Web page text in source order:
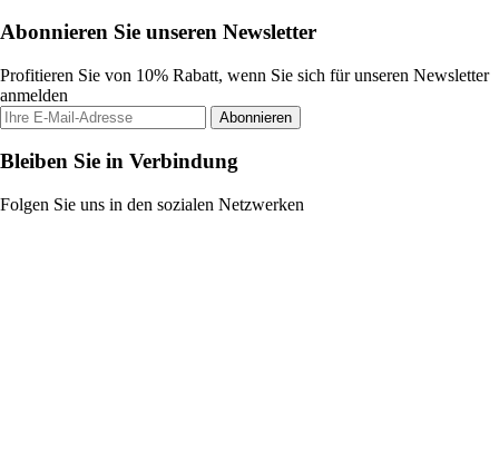
Abonnieren Sie unseren Newsletter
Profitieren Sie von 10% Rabatt, wenn Sie sich für unseren Newsletter
anmelden
Abonnieren
Bleiben Sie in Verbindung
Folgen Sie uns in den sozialen Netzwerken